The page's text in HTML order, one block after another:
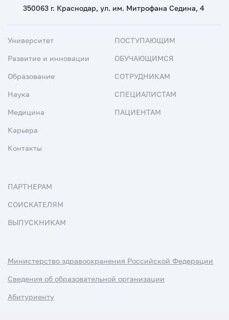
350063 г. Краснодар, ул. им. Митрофана Седина, 4
Университет
Развитие и инновации
Образование
Наука
Медицина
Карьера
Контакты
ПОСТУПАЮЩИМ
ОБУЧАЮЩИМСЯ
СОТРУДНИКАМ
СПЕЦИАЛИСТАМ
ПАЦИЕНТАМ
ПАРТНЕРАМ
СОИСКАТЕЛЯМ
ВЫПУСКНИКАМ
Министерство здравоохранения Российской Федерации
Сведения об образовательной организации
Абитуриенту